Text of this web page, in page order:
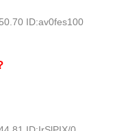
ID:av0fes100